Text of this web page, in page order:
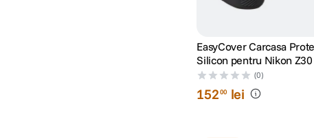
EasyCover Carcasa
Silicon pentru Nikon
(0)
15200 lei